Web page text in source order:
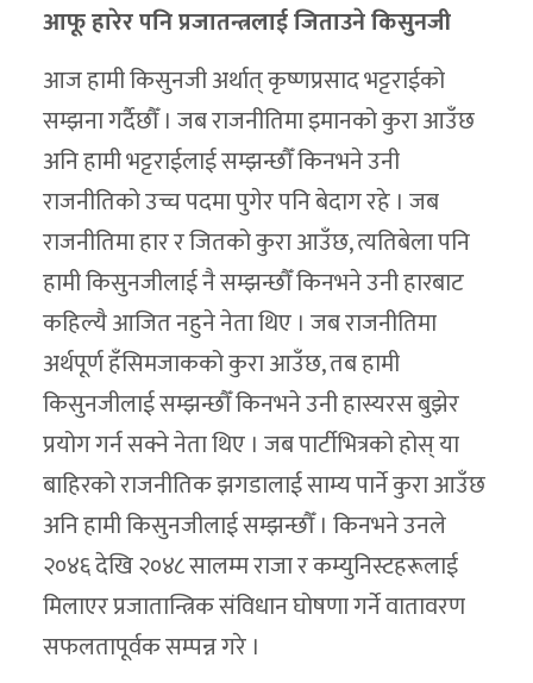
आफू हारेर पनि प्रजातन्त्रलाई जिताउने किसुनजी
आज हामी किसुनजी अर्थात् कृष्णप्रसाद भट्टराईको
सम्झना गर्दैछौँ । जब राजनीतिमा इमानको कुरा आउँछ
अनि हामी भट्टराईलाई सम्झन्छौँ किनभने उनी
राजनीतिको उच्च पदमा पुगेर पनि बेदाग रहे । जब
राजनीतिमा हार र जितको कुरा आउँछ, त्यतिबेला पनि
हामी किसुनजीलाई नै सम्झन्छौँ किनभने उनी हारबाट
कहिल्यै आजित नहुने नेता थिए । जब राजनीतिमा
अर्थपूर्ण हँसिमजाकको कुरा आउँछ, तब हामी
किसुनजीलाई सम्झन्छौँ किनभने उनी हास्यरस बुझेर
प्रयोग गर्न सक्ने नेता थिए । जब पार्टीभित्रको होस् या
बाहिरको राजनीतिक झगडालाई साम्य पार्ने कुरा आउँछ
अनि हामी किसुनजीलाई सम्झन्छौँ । किनभने उनले
२०४६ देखि २०४८ सालम्म राजा र कम्युनिस्टहरूलाई
मिलाएर प्रजातान्त्रिक संविधान घोषणा गर्ने वातावरण
सफलतापूर्वक सम्पन्न गरे ।